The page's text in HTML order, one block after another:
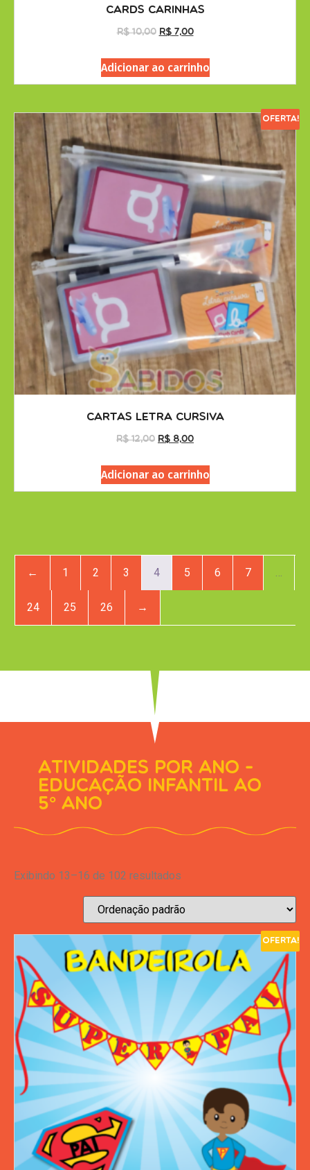
Cards Carinhas
R$10,00 R$7,00
Adicionar ao carrinho
Oferta!
Cartas Letra Cursiva
R$12,00 R$ 8,00
Adicionar ao carrinho
← 1 2 3 4 5 6 7 …
24 25 26 →
Atividades por ano -
Educação infantil ao
5° ano
Exibindo 13–16 de 102 resultados
Oferta!